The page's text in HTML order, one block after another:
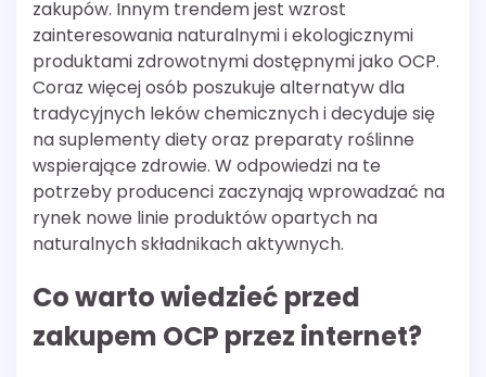
zakupów. Innym trendem jest wzrost
zainteresowania naturalnymi i ekologicznymi
produktami zdrowotnymi dostępnymi jako OCP.
Coraz więcej osób poszukuje alternatyw dla
tradycyjnych leków chemicznych i decyduje się
na suplementy diety oraz preparaty roślinne
wspierające zdrowie. W odpowiedzi na te
potrzeby producenci zaczynają wprowadzać na
rynek nowe linie produktów opartych na
naturalnych składnikach aktywnych.
Co warto wiedzieć przed
zakupem OCP przez internet?